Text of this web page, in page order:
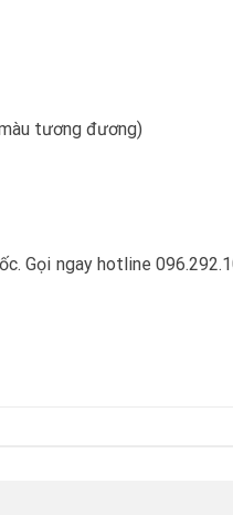
tương đương)
Gọi ngay hotline